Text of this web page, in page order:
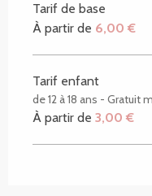
Tarif de base
À partir de 6,00 €
Tarif enfant
de 12 à 18 ans - Gratuit
À partir de 3,00 €